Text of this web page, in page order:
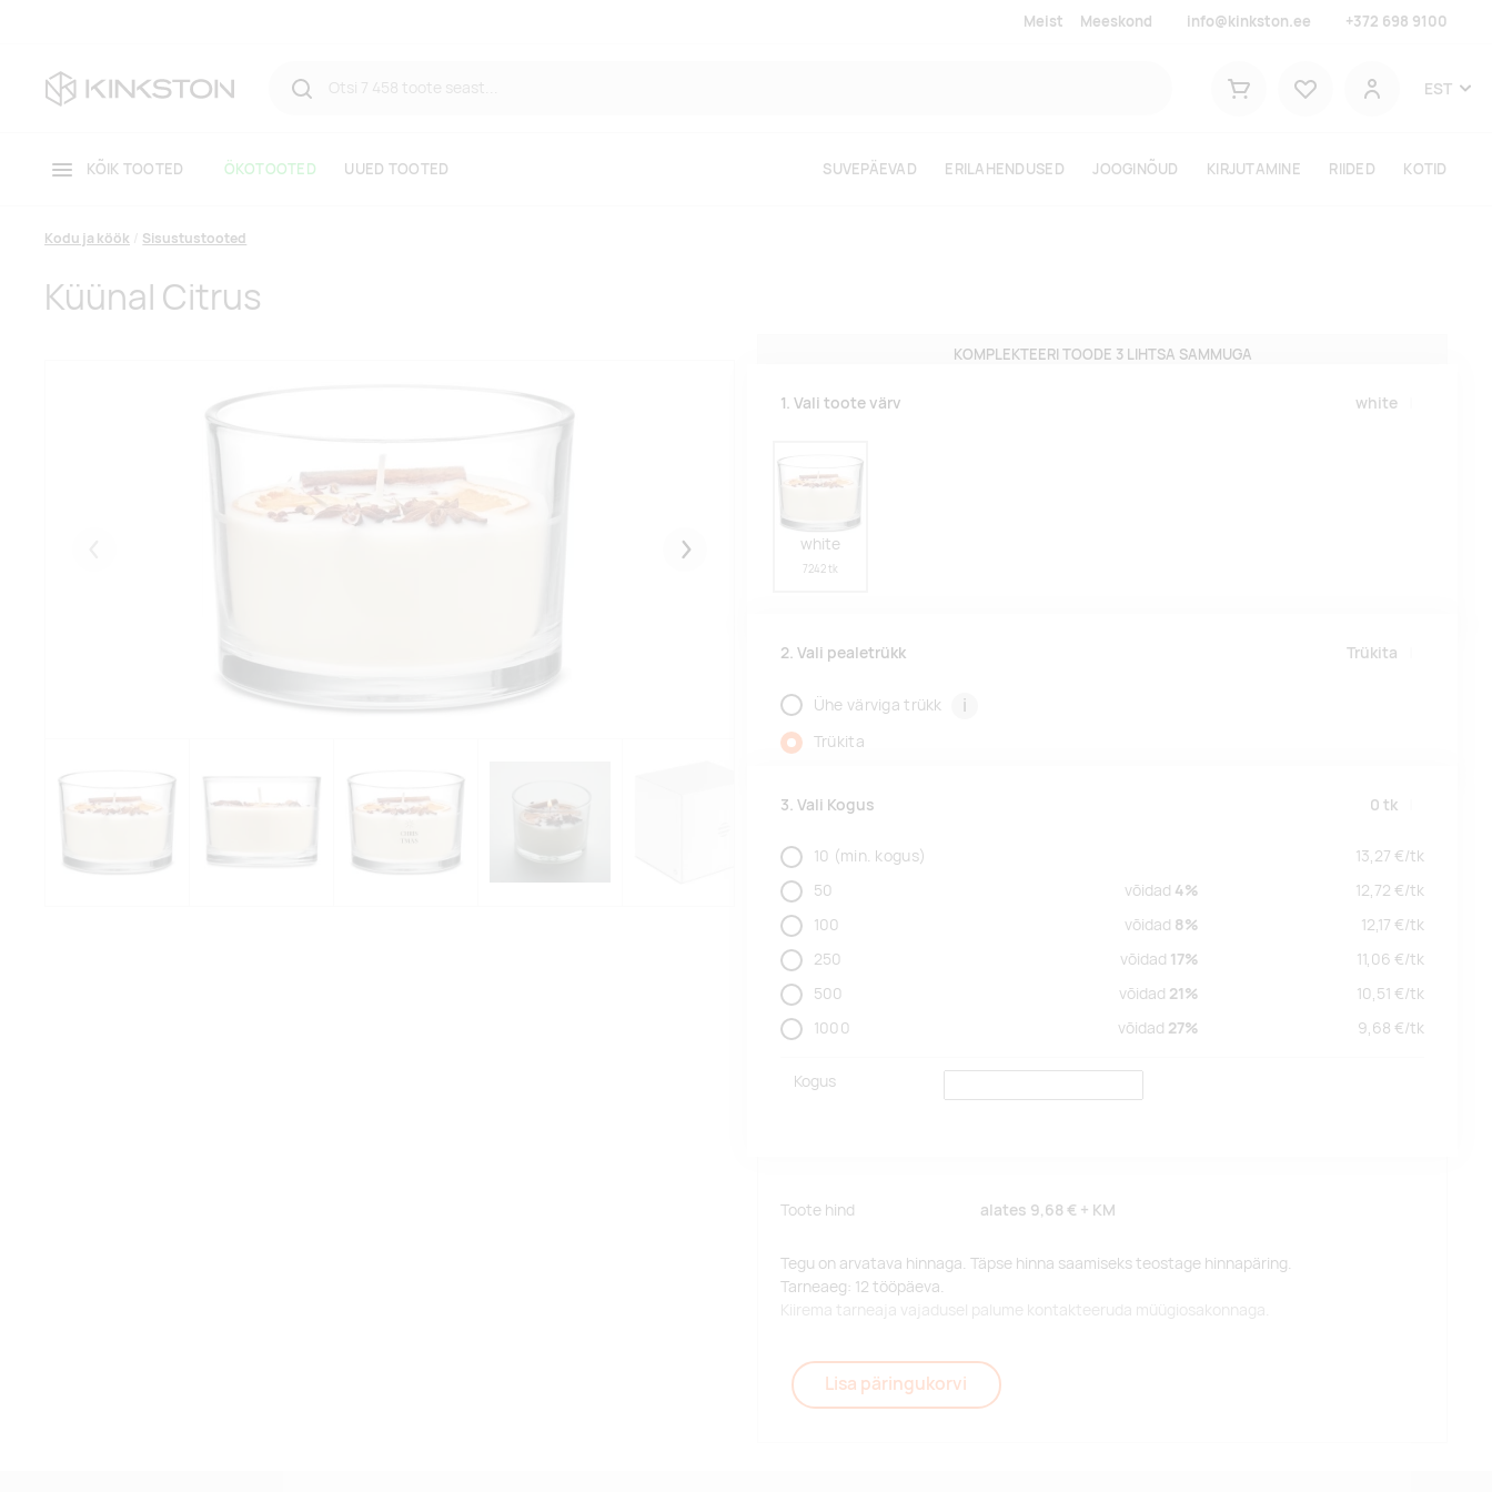
Meist Meeskond info@kinkston.ee +372 698 9100
Ostukorv
Kasutaja
EST
KÕIK TOOTED ÖKOTOOTED UUED TOOTED SUVEPÄEVAD ERILAHENDUSED JOOGINÕUD KIRJUTAMINE RIIDED KOTID
Kodu ja köök Sisustustooted
Küünal Citrus
Järgmised
KOMPLEKTEERI TOODE 3 LIHTSA SAMMUGA
1. Vali toote värv white
white
7242 tk
2. Vali pealetrükk Trükita
Ühe värviga trükk i
Trükita
3. Vali Kogus 0 tk
10 (min. kogus) 13,27 €/tk
50
võidad 4% 12,72 €/tk
100
võidad 8% 12,17 €/tk
250
võidad 17% 11,06 €/tk
500
võidad 21% 10,51 €/tk
1000
võidad 27% 9,68 €/tk
Kogus
Toote hind alates 9,68 € + KM
Tegu on arvatava hinnaga. Täpse hinna saamiseks teostage hinnapäring.
Tarneaeg: 12 tööpäeva.
Kiirema tarneaja vajadusel palume kontakteeruda müügiosakonnaga.
Lisa päringukorvi